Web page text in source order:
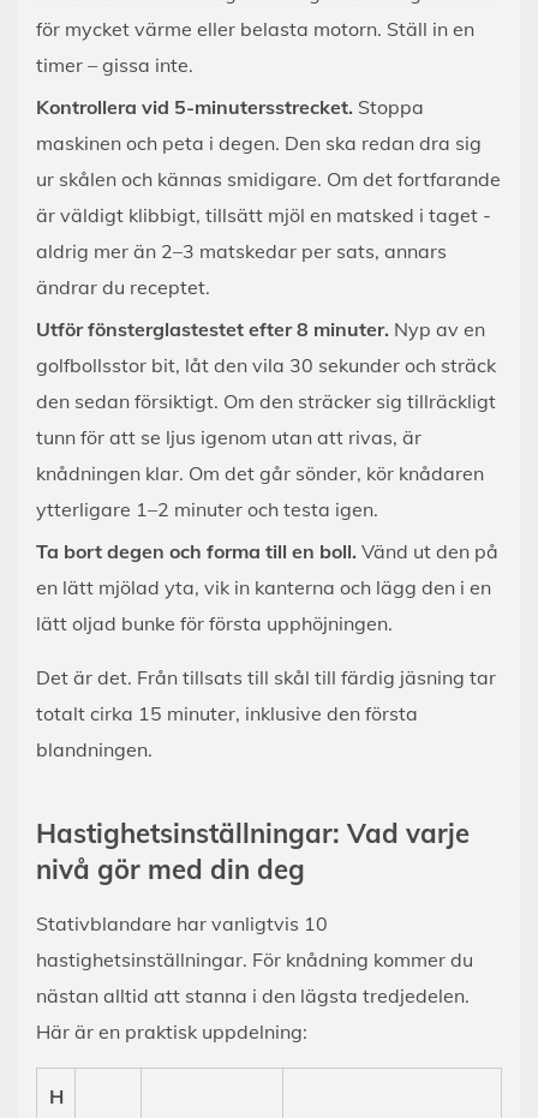
för mycket värme eller belasta motorn. Ställ in en
timer – gissa inte.
Kontrollera vid 5-minutersstrecket. Stoppa
maskinen och peta i degen. Den ska redan dra sig
ur skålen och kännas smidigare. Om det fortfarande
är väldigt klibbigt, tillsätt mjöl en matsked i taget -
aldrig mer än 2–3 matskedar per sats, annars
ändrar du receptet.
Utför fönsterglastestet efter 8 minuter. Nyp av en
golfbollsstor bit, låt den vila 30 sekunder och sträck
den sedan försiktigt. Om den sträcker sig tillräckligt
tunn för att se ljus igenom utan att rivas, är
knådningen klar. Om det går sönder, kör knådaren
ytterligare 1–2 minuter och testa igen.
Ta bort degen och forma till en boll. Vänd ut den på
en lätt mjölad yta, vik in kanterna och lägg den i en
lätt oljad bunke för första upphöjningen.
Det är det. Från tillsats till skål till färdig jäsning tar
totalt cirka 15 minuter, inklusive den första
blandningen.
Hastighetsinställningar: Vad varje
nivå gör med din deg
Stativblandare har vanligtvis 10
hastighetsinställningar. För knådning kommer du
nästan alltid att stanna i den lägsta tredjedelen.
Här är en praktisk uppdelning:
H